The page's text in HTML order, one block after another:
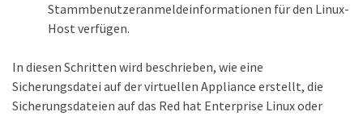
Stammbenutzeranmeldeinformationen für den Linux-
Host verfügen.
In diesen Schritten wird beschrieben, wie eine
Sicherungsdatei auf der virtuellen Appliance erstellt, die
Sicherungsdateien auf das Red hat Enterprise Linux oder